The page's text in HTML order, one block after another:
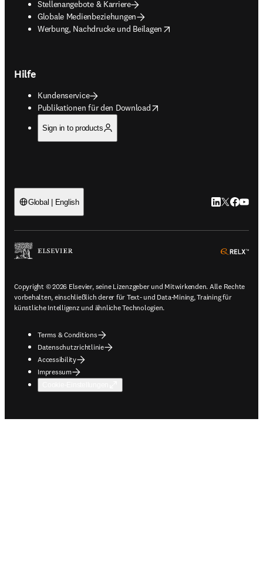
Stellenangebote & Karriere
Globale Medienbeziehungen
Werbung, Nachdrucke und Beilagen
opens in new tab/window
Hilfe
Kundenservice
Publikationen für den Download
opens in new tab/window
Sign in to products
Global | English LinkedIn
Twitter
Copyright © 2026 Elsevier, seine Lizenzgeber und Mitwirkenden. Alle Rechte
vorbehalten, einschließlich derer für Text- und Data-Mining, Training für
künstliche Intelligenz und ähnliche Technologien.
Terms & Conditions
Datenschutzrichtlinie
Accessibility
Impressum